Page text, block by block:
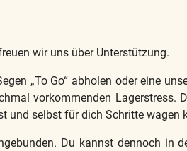
wir uns über Unterstützung.
„To Go“ abholen oder eine
vorkommenden Lagerstress.
und selbst für dich Schritte wagen
Du kannst dennoch in